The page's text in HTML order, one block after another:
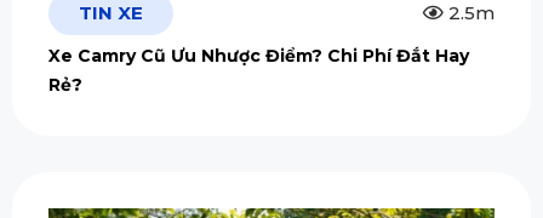
TIN XE 2.5m
Xe Camry Cũ Ưu Nhược Điểm? Chi Phí Đắt Hay
Rẻ?